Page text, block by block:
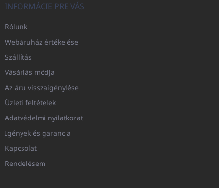
INFORMÁCIE PRE VÁS
Rólunk
Webáruház értékelése
Szállítás
Vásárlás módja
Az áru visszaigénylése
Üzleti feltételek
Adatvédelmi nyilatkozat
Igények és garancia
Kapcsolat
Rendelésem